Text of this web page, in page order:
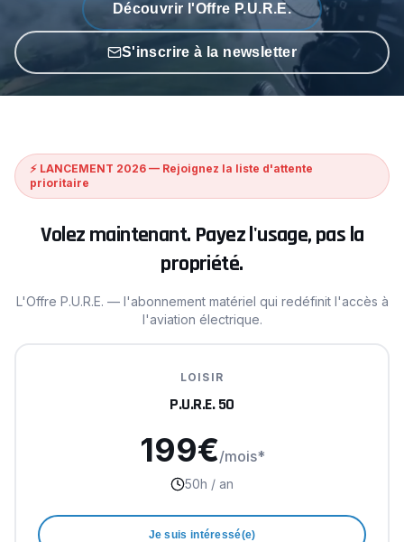
Découvrir l'Offre P.U.R.E.
S'inscrire à la newsletter
⚡ LANCEMENT 2026 — Rejoignez la liste d'attente
prioritaire
Volez maintenant. Payez l'usage, pas la
propriété.
L'Offre P.U.R.E. — l'abonnement matériel qui redéfinit l'accès à
l'aviation électrique.
LOISIR
P.U.R.E. 50
199€/mois*
50h / an
Je suis intéressé(e)